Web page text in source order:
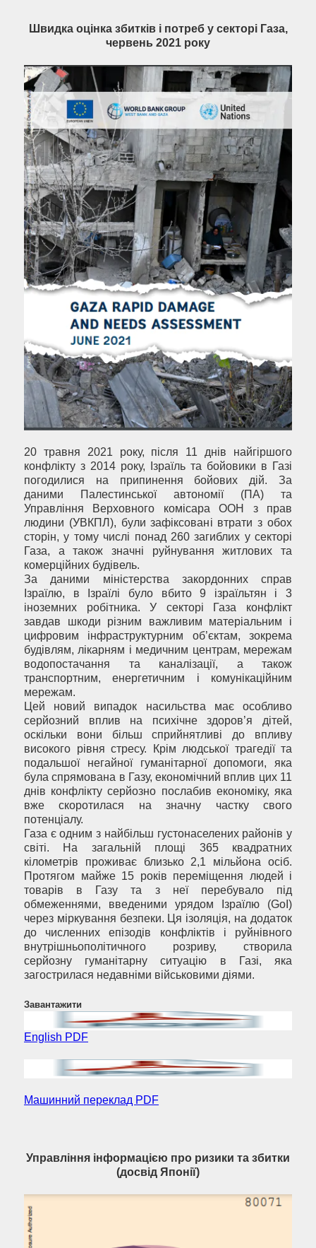
Швидка оцінка збитків і потреб у секторі Газа,
червень 2021 року
20 травня 2021 року, після 11 днів найгіршого
конфлікту з 2014 року, Ізраїль та бойовики в Газі
погодилися на припинення бойових дій. За
даними Палестинської автономії (ПА) та
Управління Верховного комісара ООН з прав
людини (УВКПЛ), були зафіксовані втрати з обох
сторін, у тому числі понад 260 загиблих у секторі
Газа, а також значні руйнування житлових та
комерційних будівель.
За даними міністерства закордонних справ
Ізраїлю, в Ізраїлі було вбито 9 ізраїльтян і 3
іноземних робітника. У секторі Газа конфлікт
завдав шкоди різним важливим матеріальним і
цифровим інфраструктурним об’єктам, зокрема
будівлям, лікарням і медичним центрам, мережам
водопостачання та каналізації, а також
транспортним, енергетичним і комунікаційним
мережам.
Цей новий випадок насильства має особливо
серйозний вплив на психічне здоров’я дітей,
оскільки вони більш сприйнятливі до впливу
високого рівня стресу. Крім людської трагедії та
подальшої негайної гуманітарної допомоги, яка
була спрямована в Газу, економічний вплив цих 11
днів конфлікту серйозно послабив економіку, яка
вже скоротилася на значну частку свого
потенціалу.
Газа є одним з найбільш густонаселених районів у
світі. На загальній площі 365 квадратних
кілометрів проживає близько 2,1 мільйона осіб.
Протягом майже 15 років переміщення людей і
товарів в Газу та з неї перебувало під
обмеженнями, введеними урядом Ізраїлю (GoI)
через міркування безпеки. Ця ізоляція, на додаток
до численних епізодів конфліктів і руйнівного
внутрішньополітичного розриву, створила
серйозну гуманітарну ситуацію в Газі, яка
загострилася недавніми військовими діями.
Завантажити
English PDF
Машинний переклад PDF
Управління інформацією про ризики та збитки
(досвід Японії)